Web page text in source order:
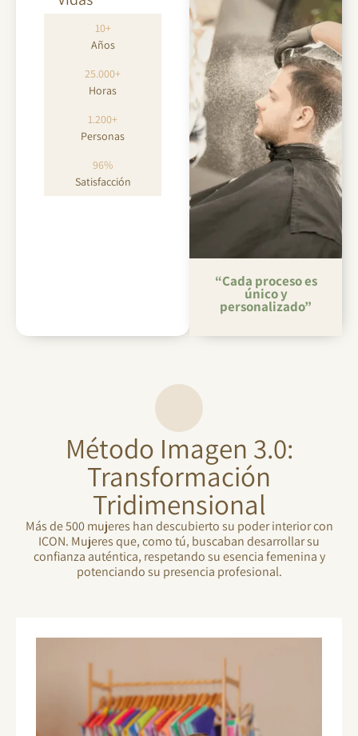
10+
Años
25.000+
Horas
1.200+
Personas
96%
Satisfacción
“Cada proceso es
único y
personalizado”
Método Imagen 3.0:
Transformación
Tridimensional
Más de 500 mujeres han descubierto su poder interior con
ICON. Mujeres que, como tú, buscaban desarrollar su
confianza auténtica, respetando su esencia femenina y
potenciando su presencia profesional.